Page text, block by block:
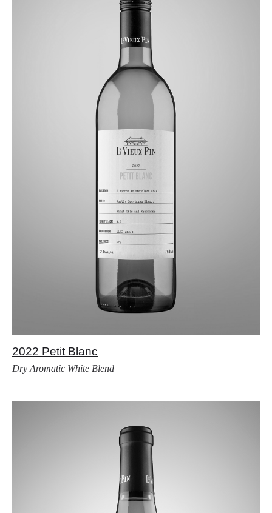
2022 Petit Blanc
Dry Aromatic White Blend